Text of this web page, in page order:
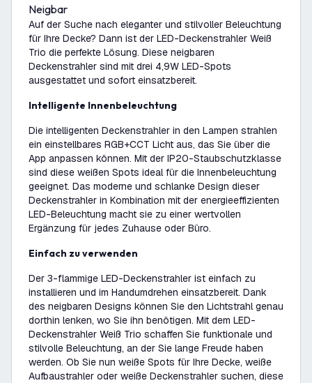
Neigbar
Auf der Suche nach eleganter und stilvoller Beleuchtung
für Ihre Decke? Dann ist der LED-Deckenstrahler Weiß
Trio die perfekte Lösung. Diese neigbaren
Deckenstrahler sind mit drei 4,9W LED-Spots
ausgestattet und sofort einsatzbereit.
Intelligente Innenbeleuchtung
Die intelligenten Deckenstrahler in den Lampen strahlen
ein einstellbares RGB+CCT Licht aus, das Sie über die
App anpassen können. Mit der IP20-Staubschutzklasse
sind diese weißen Spots ideal für die Innenbeleuchtung
geeignet. Das moderne und schlanke Design dieser
Deckenstrahler in Kombination mit der energieeffizienten
LED-Beleuchtung macht sie zu einer wertvollen
Ergänzung für jedes Zuhause oder Büro.
Einfach zu verwenden
Der 3-flammige LED-Deckenstrahler ist einfach zu
installieren und im Handumdrehen einsatzbereit. Dank
des neigbaren Designs können Sie den Lichtstrahl genau
dorthin lenken, wo Sie ihn benötigen. Mit dem LED-
Deckenstrahler Weiß Trio schaffen Sie funktionale und
stilvolle Beleuchtung, an der Sie lange Freude haben
werden. Ob Sie nun weiße Spots für Ihre Decke, weiße
Aufbaustrahler oder weiße Deckenstrahler suchen, diese